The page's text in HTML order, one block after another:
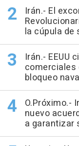
Irán.- El
la cúpula de
Irán.- EEUU
comerciales
bloqueo
O.Próximo.-
nuevo
a garantizar